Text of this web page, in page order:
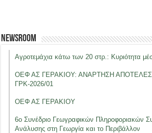
Newsroom
Αγροτεμάχια κάτω των 20 στρ.: Κυριότητα
ΟΕΦ ΑΣ ΓΕΡΑΚΙΟΥ: ΑΝΑΡΤΗΣΗ
ΓΡΚ-2026/01
ΟΕΦ ΑΣ ΓΕΡΑΚΙΟΥ
6ο Συνέδριο Γεωγραφικών Πληροφοριακών
Ανάλυσης στη Γεωργία και το Περιβάλλον